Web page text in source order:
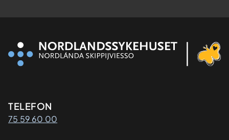
Kontaktinformasjon
TELEFON
75 59 60 00